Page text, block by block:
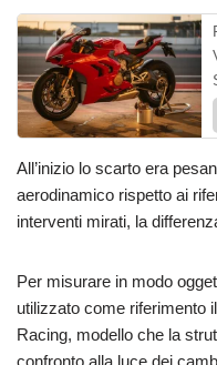
All’inizio lo scarto era
aerodinamico rispetto ai
interventi mirati, la
Per misurare in modo
utilizzato come riferimento
Racing, modello che la
confronto alla luce dei